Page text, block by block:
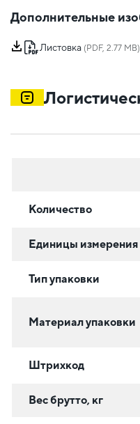
Дополнительные
Листовка (PDF, 2.77 MB)
Количество
Единицы измерения
Тип упаковки
Материал упаковки
Штрихкод
Вес брутто, кг